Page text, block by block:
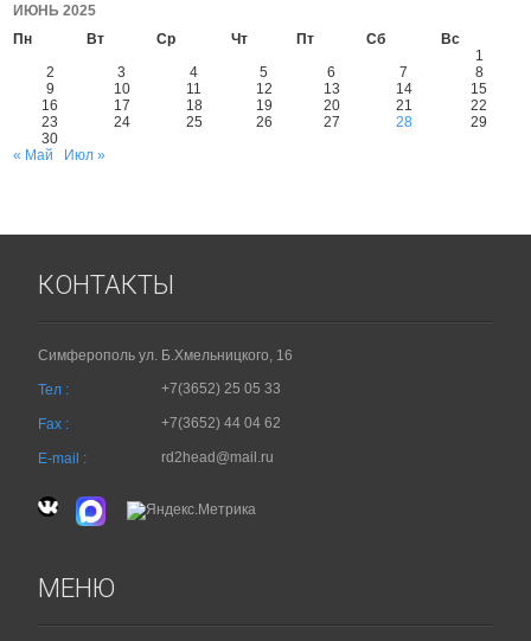
ИЮНЬ 2025
Пн
Вт Ср Чт Пт Сб
Вс
1
2
3 4 5 6 7
8
9
10 11 12 13 14
15
16
17 18 19 20 21
22
23
24 25 26 27 28
29
30
« Май
Июл »
КОНТАКТЫ
Симферополь ул. Б.Хмельницкого, 16
Тел : +7(3652) 25 05 33
Fax : +7(3652) 44 04 62
E-mail : rd2head@mail.ru
МЕНЮ